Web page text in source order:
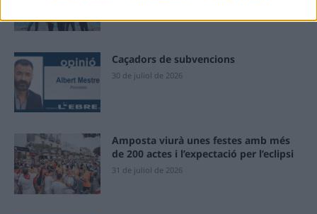
Caçadors de subvencions
30 de juliol de 2026
Amposta viurà unes festes amb més
de 200 actes i l’expectació per l’eclipsi
31 de juliol de 2026